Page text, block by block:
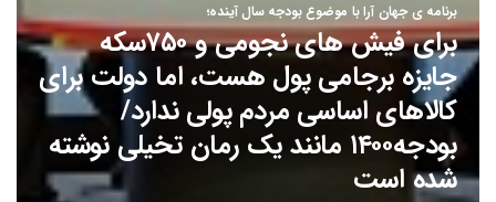
برنامه ی جهان آرا با موضوع بودجه سال آینده؛
برای فیش های نجومی و ۷۵۰سکه
جایزه برجامی پول هست، اما دولت برای
کالاهای اساسی مردم پولی ندارد/
بودجه۱۴۰۰ مانند یک رمان تخیلی نوشته
شده است